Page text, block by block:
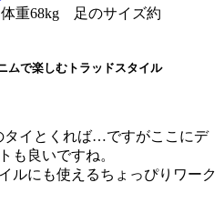
重68kg 足のサイズ約
ムで楽しむトラッドスタイル
タイとくれば…ですがここにデ
も良いですね。
ルにも使えるちょっぴりワーク